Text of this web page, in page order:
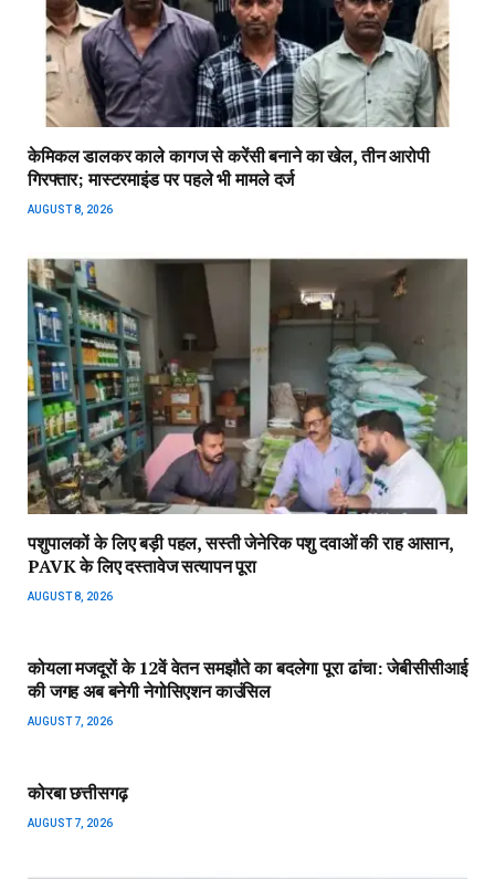
केमिकल डालकर काले कागज से करेंसी बनाने का खेल, तीन आरोपी
गिरफ्तार; मास्टरमाइंड पर पहले भी मामले दर्ज
AUGUST 8, 2026
पशुपालकों के लिए बड़ी पहल, सस्ती जेनेरिक पशु दवाओं की राह आसान,
PAVK के लिए दस्तावेज सत्यापन पूरा
AUGUST 8, 2026
कोयला मजदूरों के 12वें वेतन समझौते का बदलेगा पूरा ढांचा: जेबीसीसीआई
की जगह अब बनेगी नेगोसिएशन काउंसिल
AUGUST 7, 2026
कोरबा छत्तीसगढ़
AUGUST 7, 2026